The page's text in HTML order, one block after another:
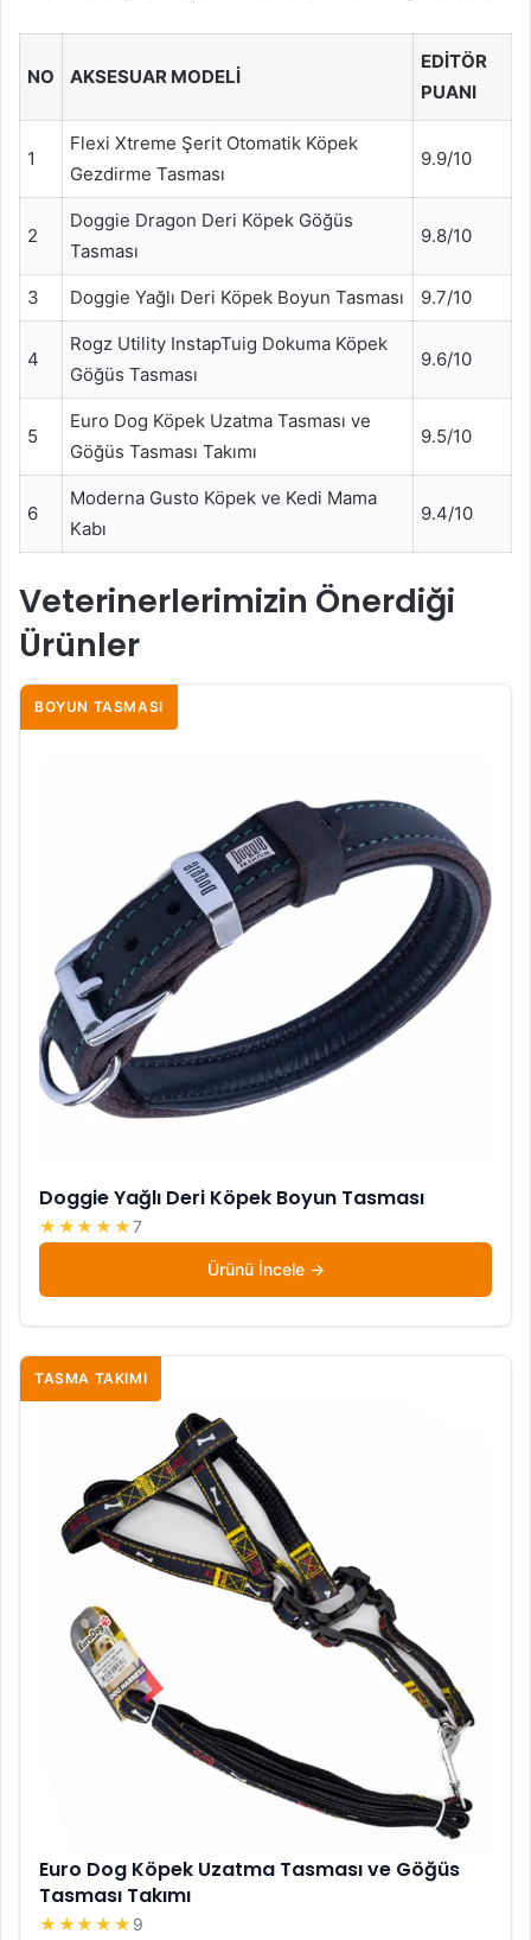
NO AKSESUAR MODELI
EDITÖR
PUANI
1
Flexi Xtreme Şerit Otomatik Köpek
Gezdirme Tasması
9.9/10
2
Doggie Dragon Deri Köpek Göğüs
Tasması
9.8/10
3 Doggie Yağlı Deri Köpek Boyun Tasması 9.7/10
4
Rogz Utility InstapTuig Dokuma Köpek
Göğüs Tasması
9.6/10
5
Euro Dog Köpek Uzatma Tasması ve
Göğüs Tasması Takımı
9.5/10
6
Moderna Gusto Köpek ve Kedi Mama
Kabı
9.4/10
Veterinerlerimizin Önerdiği
Ürünler
BOYUN TASMASI
Doggie Yağlı Deri Köpek Boyun Tasması
★★★★★7
Ürünü İncele
TASMA TAKIMI
Euro Dog Köpek Uzatma Tasması ve Göğüs
Tasması Takımı
★★★★★ 9